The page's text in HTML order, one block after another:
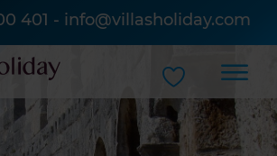
401 - info@villasholiday.com